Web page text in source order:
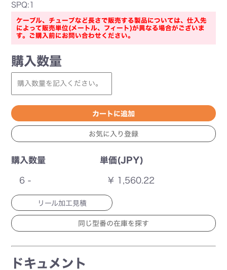
SPQ:1
ケーブル、チューブなど長さで販売する製品については、仕入先
によって販売単位(メートル、フィート)が異なる場合がございま
す。ご購入前にお問い合わせください。
購入数量
購入数量 単価(JPY)
6 - ¥ 1,560.22
リール加工見積
ドキュメント